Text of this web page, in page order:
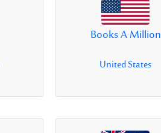
Books A Million
United States